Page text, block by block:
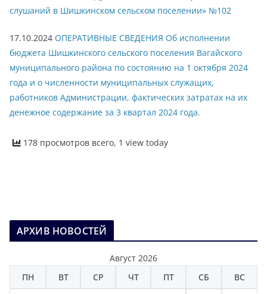
слушаний в Шишкинском сельском поселении» №102
17.10.2024 ОПЕРАТИВНЫЕ СВЕДЕНИЯ Об исполнении
бюджета Шишкинского сельского поселения Вагайского
муниципального района по состоянию на 1 октября 2024
года и о численности муниципальных служащих,
работников Администрации, фактических затратах на их
денежное содержание за 3 квартал 2024 года.
178 просмотров всего, 1 view today
АРХИВ НОВОСТЕЙ
Август 2026
ПН
ВТ СР ЧТ ПТ СБ ВС